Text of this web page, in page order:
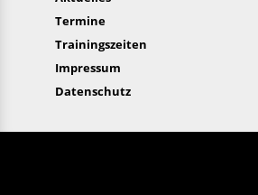
Termine
Trainingszeiten
Impressum
Datenschutz